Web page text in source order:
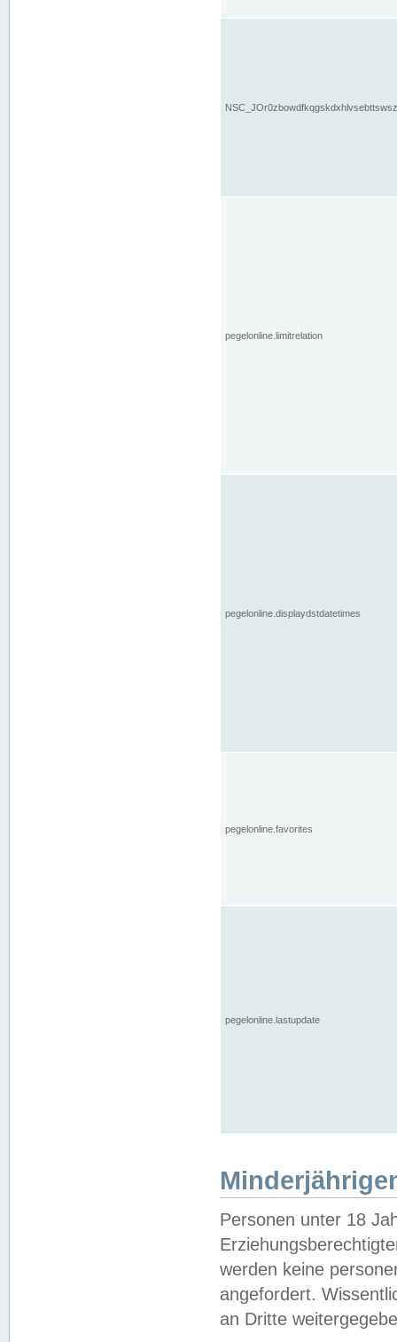
pegelonline.limitrelation
pegelonline.displaydstdatetimes
pegelonline.favorites
pegelonline.lastupdate
Personen unter 18
werden keine
angefordert.
an Dritte